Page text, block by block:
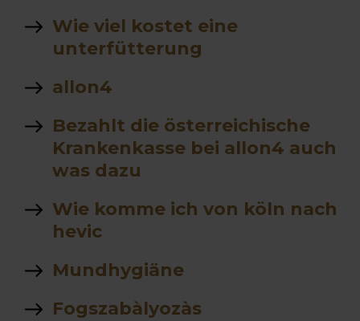
Wie viel kostet eine
unterfütterung
allon4
Bezahlt die österreichische
Krankenkasse bei allon4 auch
was dazu
Wie komme ich von köln nach
hevic
Mundhygiäne
Fogszabàlyozàs